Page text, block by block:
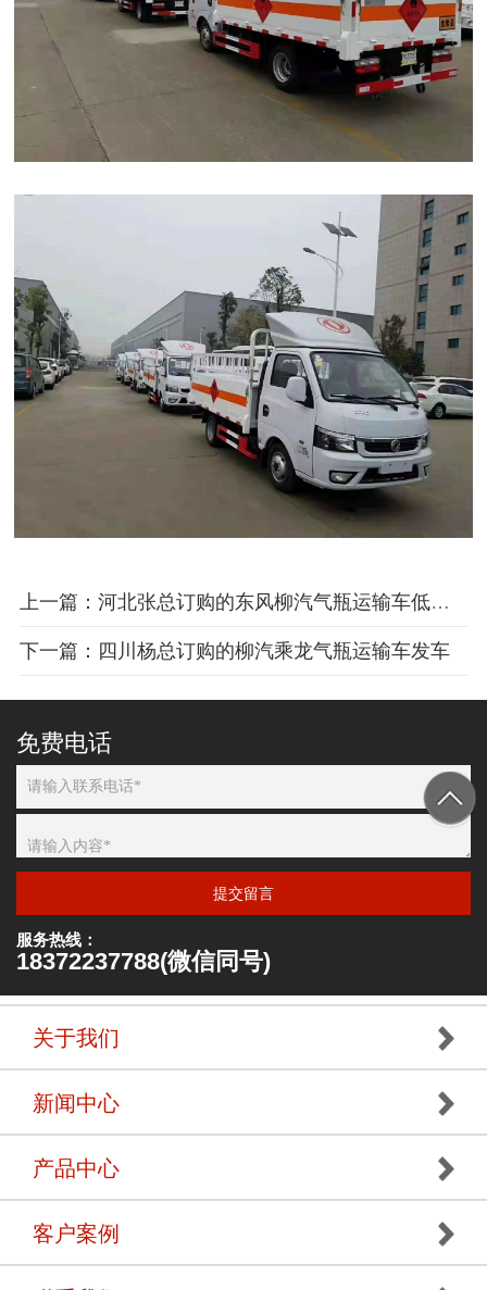
上一篇：河北张总订购的东风柳汽气瓶运输车低栏瓦楞式及高栏带液压尾板式车辆交车
下一篇：四川杨总订购的柳汽乘龙气瓶运输车发车
免费电话
提交留言
服务热线：
18372237788(微信同号)
关于我们
新闻中心
产品中心
客户案例